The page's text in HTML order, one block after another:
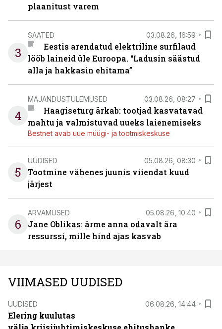
plaanitust varem
3
SAATED 03.08.26, 16:59
Eestis arendatud elektriline surfilaud
lööb laineid üle Euroopa. “Ladusin säästud
alla ja hakkasin ehitama”
4
MAJANDUSTULEMUSED 03.08.26, 08:27
Haagiseturg ärkab: tootjad kasvatavad
mahtu ja valmistuvad uueks laienemiseks
Bestnet avab uue müügi- ja tootmiskeskuse
5
UUDISED 05.08.26, 08:30
Tootmine vähenes juunis viiendat kuud
järjest
6
ARVAMUSED 05.08.26, 10:40
Jane Oblikas: ärme anna odavalt ära
ressurssi, mille hind ajas kasvab
VIIMASED UUDISED
UUDISED 06.08.26, 14:44
Elering kuulutas